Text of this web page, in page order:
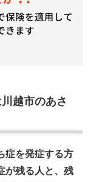
越市のあさ
症を発症する方
が残る人と、残